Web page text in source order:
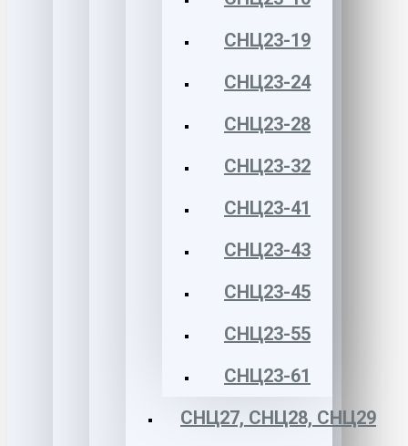
СНЦ23-19
СНЦ23-24
СНЦ23-28
СНЦ23-32
СНЦ23-41
СНЦ23-43
СНЦ23-45
СНЦ23-55
СНЦ23-61
СНЦ27, СНЦ28, СНЦ29